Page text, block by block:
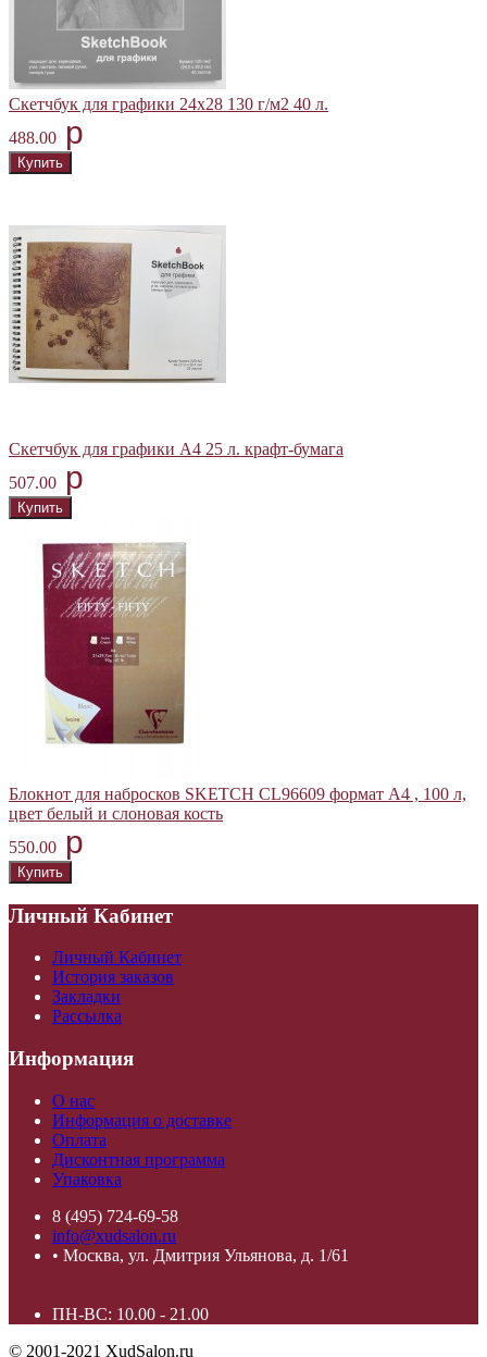
Скетчбук для графики 24х28 130 г/м2 40 л.
488.00 p
Скетчбук для графики А4 25 л. крафт-бумага
507.00 p
Блокнот для набросков SKETCH CL96609 формат А4 , 100 л,
цвет белый и слоновая кость
550.00 p
Личный Кабинет
Личный Кабинет
История заказов
Закладки
Рассылка
Информация
О нас
Информация о доставке
Оплата
Дисконтная программа
Упаковка
8 (495) 724-69-58
info@xudsalon.ru
• Москва, ул. Дмитрия Ульянова, д. 1/61
ПН-ВС: 10.00 - 21.00
© 2001-2021 XudSalon.ru